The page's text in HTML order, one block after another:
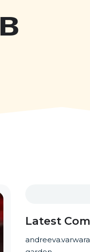
Latest
andreeva.varwara